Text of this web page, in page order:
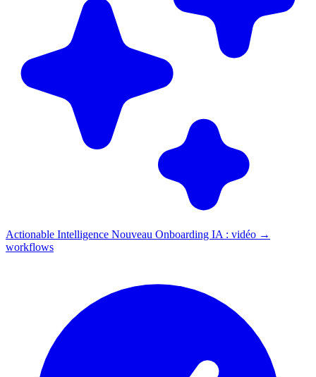
Actionable Intelligence Nouveau Onboarding IA : vidéo →
workflows